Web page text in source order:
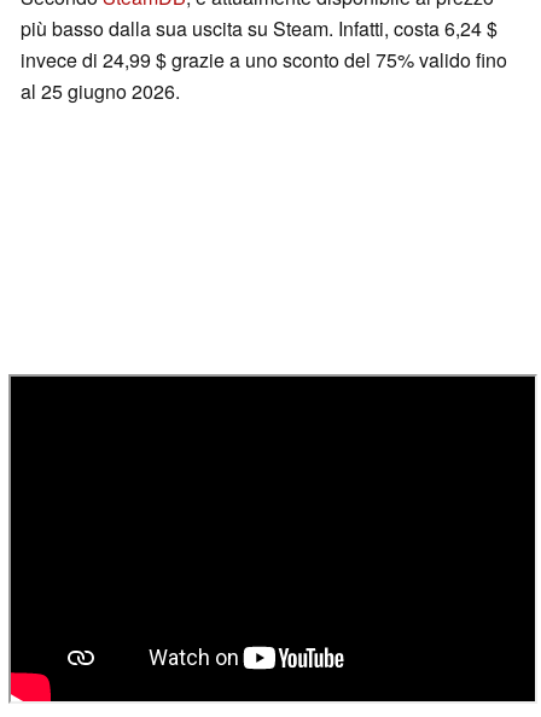
più basso dalla sua uscita su Steam. Infatti, costa 6,24 $
invece di 24,99 $ grazie a uno sconto del 75% valido fino
al 25 giugno 2026.